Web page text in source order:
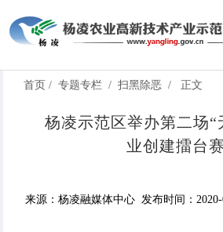
首页 / 专题专栏 / 扫黑除恶 / 正文
杨凌示范区举办第二场“
业创建擂台赛
来源：杨凌融媒体中心 发布时间：